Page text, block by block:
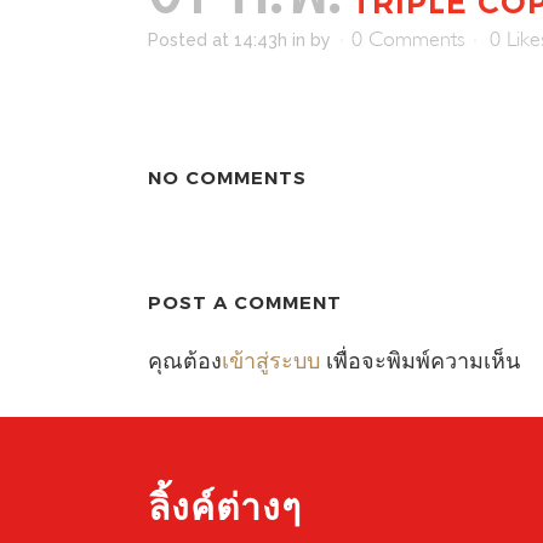
Posted at 14:43h in by 0 Comments 0
NO COMMENTS
POST A COMMENT
คุณต้องเข้าสู่ระบบ เพื่อจะพิมพ์ความเห็น
ลิ้งค์ต่างๆ